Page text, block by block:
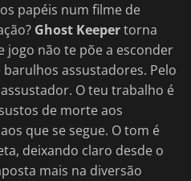
papéis num filme de
Ghost Keepertorna
jogo não te põe a esconder
assustadores. Pelo
O teu trabalho é
de morte aos
que se segue. O tom é
deixando claro desde o
mais na diversão